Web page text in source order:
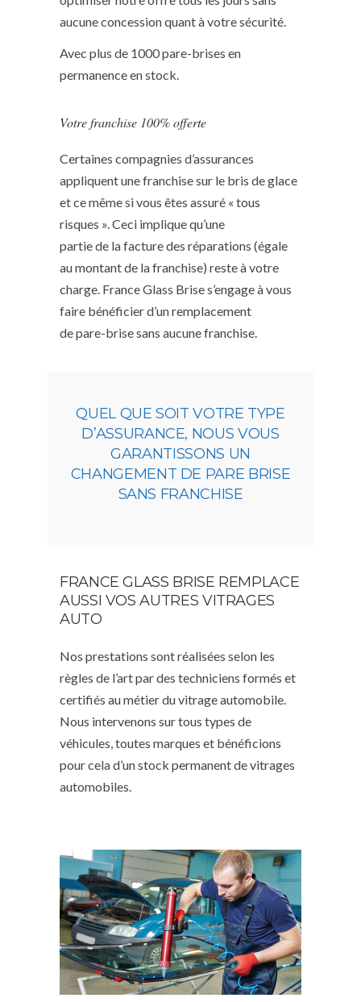
aucune concession quant à votre sécurité.
Avec plus de 1000 pare-brises en
permanence en stock.
Votre franchise 100% offerte
Certaines compagnies d’assurances
appliquent une franchise sur le bris de glace
et ce même si vous êtes assuré « tous
risques ». Ceci implique qu’une
partie de la facture des réparations (égale
au montant de la franchise) reste à votre
charge. France Glass Brise s’engage à vous
faire bénéficier d’un remplacement
de pare-brise sans aucune franchise.
QUEL QUE SOIT VOTRE TYPE
D’ASSURANCE, NOUS VOUS
GARANTISSONS UN
CHANGEMENT DE PARE BRISE
SANS FRANCHISE
FRANCE GLASS BRISE REMPLACE
AUSSI VOS AUTRES VITRAGES
AUTO
Nos prestations sont réalisées selon les
règles de l’art par des techniciens formés et
certifiés au métier du vitrage automobile.
Nous intervenons sur tous types de
véhicules, toutes marques et bénéficions
pour cela d’un stock permanent de vitrages
automobiles.